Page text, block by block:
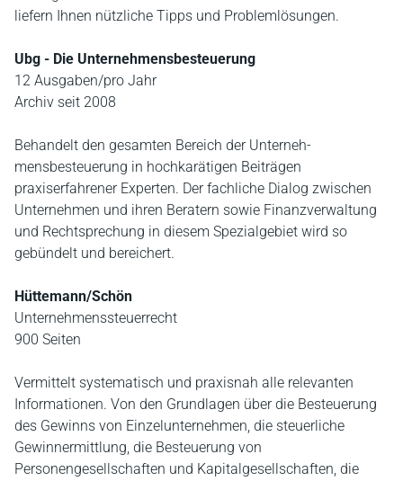
liefern Ihnen nützliche Tipps und Problemlösungen.
Ubg - Die Unternehmensbesteuerung
12 Ausgaben/pro Jahr
Archiv seit 2008
Behandelt den gesamten Bereich der Unterneh­
mensbesteuerung in hochkarätigen Beiträgen
praxiserfahrener Experten. Der fachliche Dialog zwischen
Unter­nehmen und ihren Beratern sowie Finanzverwaltung
und Rechtsprechung in diesem Spezialgebiet wird so
gebündelt und bereichert.
Hüttemann/Schön
Unternehmenssteuerrecht
900 Seiten
Vermittelt systematisch und praxisnah alle relevanten
Informationen. Von den Grundlagen über die Besteuerung
des Gewinns von Einzelunternehmen, die steuerliche
Gewinnermittlung, die Besteuerung von
Personengesellschaften und Kapitalgesellschaften, die